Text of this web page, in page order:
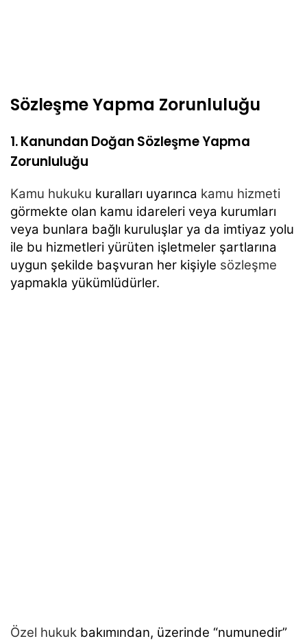
Sözleşme Yapma Zorunluluğu
1. Kanundan Doğan Sözleşme Yapma
Zorunluluğu
Kamu hukuku kuralları uyarınca kamu hizmeti
görmekte olan kamu idareleri veya kurumları
veya bunlara bağlı kuruluşlar ya da imtiyaz yolu
ile bu hizmetleri yürüten işletmeler şartlarına
uygun şekilde başvuran her kişiyle sözleşme
yapmakla yükümlüdürler.
Özel hukuk bakımından, üzerinde “numunedir”